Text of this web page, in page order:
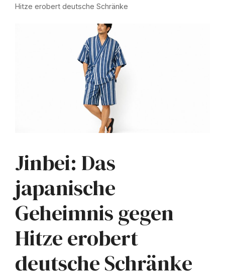
Hitze erobert deutsche Schränke
Jinbei: Das
japanische
Geheimnis gegen
Hitze erobert
deutsche Schränke